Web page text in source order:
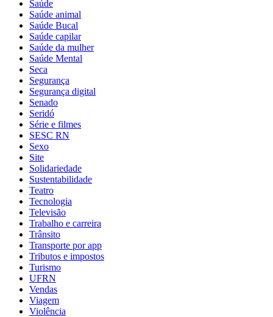
Saúde
Saúde animal
Saúde Bucal
Saúde capilar
Saúde da mulher
Saúde Mental
Seca
Segurança
Segurança digital
Senado
Seridó
Série e filmes
SESC RN
Sexo
Site
Solidariedade
Sustentabilidade
Teatro
Tecnologia
Televisão
Trabalho e carreira
Trânsito
Transporte por app
Tributos e impostos
Turismo
UFRN
Vendas
Viagem
Violência